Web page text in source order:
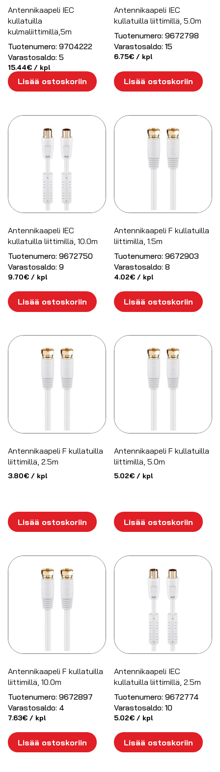
Antennikaapeli IEC
kullatuilla
kulmaliittimillä,5m
Tuotenumero: 9704222
Varastosaldo: 5
15.44€ / kpl
Lisää ostoskoriin
Antennikaapeli IEC
kullatuilla liittimillä, 5.0m
Tuotenumero: 9672798
Varastosaldo: 15
6.75€ / kpl
Lisää ostoskoriin
Antennikaapeli IEC
kullatuilla liittimillä, 10.0m
Tuotenumero: 9672750
Varastosaldo: 9
9.70€ / kpl
Lisää ostoskoriin
Antennikaapeli F kullatuilla
liittimillä, 1.5m
Tuotenumero: 9672903
Varastosaldo: 8
4.02€ / kpl
Lisää ostoskoriin
Antennikaapeli F kullatuilla
liittimillä, 2.5m
3.80€ / kpl
Lisää ostoskoriin
Antennikaapeli F kullatuilla
liittimillä, 5.0m
5.02€ / kpl
Lisää ostoskoriin
Antennikaapeli F kullatuilla
liittimillä, 10.0m
Tuotenumero: 9672897
Varastosaldo: 4
7.63€ / kpl
Lisää ostoskoriin
Antennikaapeli IEC
kullatuilla liittimillä, 2.5m
Tuotenumero: 9672774
Varastosaldo: 10
5.02€ / kpl
Lisää ostoskoriin